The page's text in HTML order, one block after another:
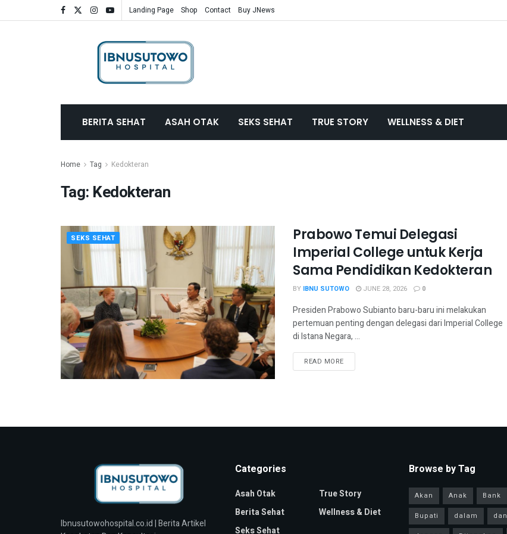
Landing Page Shop Contact Buy JNews
BERITA SEHAT ASAH OTAK SEKS SEHAT TRUE STORY WELLNESS & DIET
Home Tag Kedokteran
Tag: Kedokteran
SEKS SEHAT
Prabowo Temui Delegasi
Imperial College untuk Kerja
Sama Pendidikan Kedokteran
BY IBNU SUTOWO JUNE 28, 2026 0
Presiden Prabowo Subianto baru-baru ini melakukan
pertemuan penting dengan delegasi dari Imperial College
di Istana Negara, ...
READ MORE
Ibnusutowohospital.co.id | Berita Artikel
Categories
Asah Otak
Berita Sehat
Seks Sehat
True Story
Wellness & Diet
Browse by Tag
Akan Anak Bank
Bupati
dalam dan